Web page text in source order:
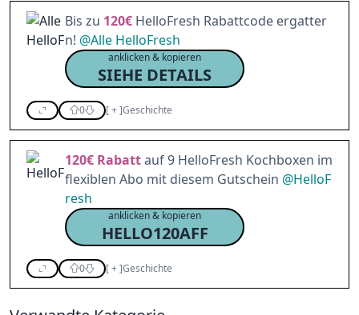
Bis zu 120€ HelloFresh Rabattcode ergatter
n! @Alle HelloFresh
anklicken & kopieren
SIEHE DETAILS
0 [+]Geschichte
120€ Rabattauf 9 HelloFresh Kochboxen im
flexiblen Abo mit diesem Gutschein @HelloF
resh
anklicken & kopieren
HELLO120AFF
0 [+]Geschichte